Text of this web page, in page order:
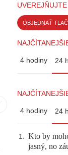
OBJEDNAŤ
4 hodiny 24
4 hodiny 24
1. Kto by
jasný, no